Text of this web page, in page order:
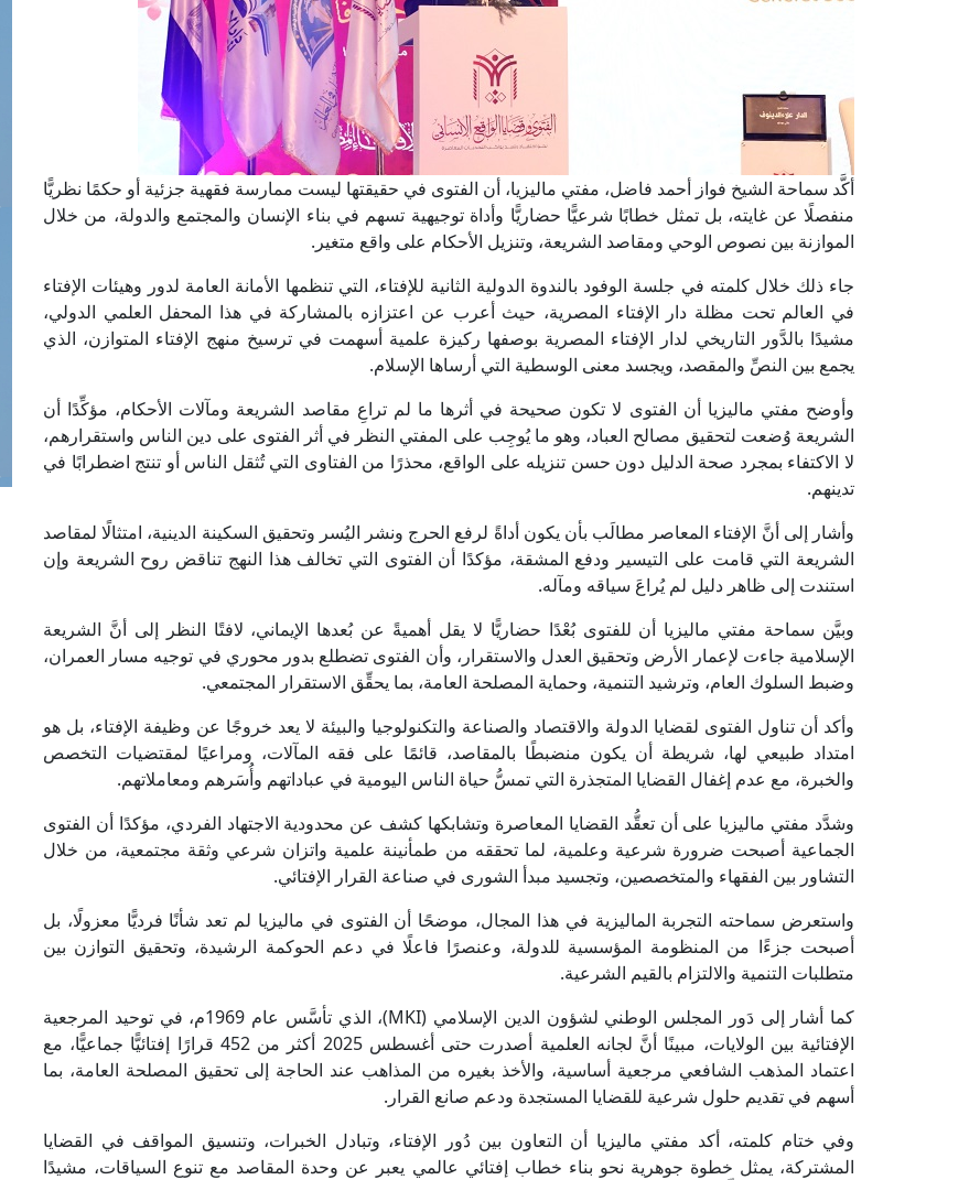
أكَّد سماحة الشيخ فواز أحمد فاضل، مفتي ماليزيا، أن الفتوى في حقيقتها ليست ممارسة فقهية جزئية أو حكمًا نظريًّا
منفصلًا عن غايته، بل تمثل خطابًا شرعيًّا حضاريًّا وأداة توجيهية تسهم في بناء الإنسان والمجتمع والدولة، من خلال
الموازنة بين نصوص الوحي ومقاصد الشريعة، وتنزيل الأحكام على واقع متغير.
جاء ذلك خلال كلمته في جلسة الوفود بالندوة الدولية الثانية للإفتاء، التي تنظمها الأمانة العامة لدور وهيئات الإفتاء
في العالم تحت مظلة دار الإفتاء المصرية، حيث أعرب عن اعتزازه بالمشاركة في هذا المحفل العلمي الدولي،
مشيدًا بالدَّور التاريخي لدار الإفتاء المصرية بوصفها ركيزة علمية أسهمت في ترسيخ منهج الإفتاء المتوازن، الذي
يجمع بين النصِّ والمقصد، ويجسد معنى الوسطية التي أرساها الإسلام.
وأوضح مفتي ماليزيا أن الفتوى لا تكون صحيحة في أثرها ما لم تراعِ مقاصد الشريعة ومآلات الأحكام، مؤكِّدًا أن
الشريعة وُضعت لتحقيق مصالح العباد، وهو ما يُوجِب على المفتي النظر في أثر الفتوى على دين الناس واستقرارهم،
لا الاكتفاء بمجرد صحة الدليل دون حسن تنزيله على الواقع، محذرًا من الفتاوى التي تُثقل الناس أو تنتج اضطرابًا في
تدينهم.
وأشار إلى أنَّ الإفتاء المعاصر مطالَب بأن يكون أداةً لرفع الحرج ونشر اليُسر وتحقيق السكينة الدينية، امتثالًا لمقاصد
الشريعة التي قامت على التيسير ودفع المشقة، مؤكدًا أن الفتوى التي تخالف هذا النهج تناقض روح الشريعة وإن
استندت إلى ظاهر دليل لم يُراعَ سياقه ومآله.
وبيَّن سماحة مفتي ماليزيا أن للفتوى بُعْدًا حضاريًّا لا يقل أهميةً عن بُعدها الإيماني، لافتًا النظر إلى أنَّ الشريعة
الإسلامية جاءت لإعمار الأرض وتحقيق العدل والاستقرار، وأن الفتوى تضطلع بدور محوري في توجيه مسار العمران،
وضبط السلوك العام، وترشيد التنمية، وحماية المصلحة العامة، بما يحقِّق الاستقرار المجتمعي.
وأكد أن تناول الفتوى لقضايا الدولة والاقتصاد والصناعة والتكنولوجيا والبيئة لا يعد خروجًا عن وظيفة الإفتاء، بل هو
امتداد طبيعي لها، شريطة أن يكون منضبطًا بالمقاصد، قائمًا على فقه المآلات، ومراعيًا لمقتضيات التخصص
والخبرة، مع عدم إغفال القضايا المتجذرة التي تمسُّ حياة الناس اليومية في عباداتهم وأُسَرهم ومعاملاتهم.
وشدَّد مفتي ماليزيا على أن تعقُّد القضايا المعاصرة وتشابكها كشف عن محدودية الاجتهاد الفردي، مؤكدًا أن الفتوى
الجماعية أصبحت ضرورة شرعية وعلمية، لما تحققه من طمأنينة علمية واتزان شرعي وثقة مجتمعية، من خلال
التشاور بين الفقهاء والمتخصصين، وتجسيد مبدأ الشورى في صناعة القرار الإفتائي.
واستعرض سماحته التجربة الماليزية في هذا المجال، موضحًا أن الفتوى في ماليزيا لم تعد شأنًا فرديًّا معزولًا، بل
أصبحت جزءًا من المنظومة المؤسسية للدولة، وعنصرًا فاعلًا في دعم الحوكمة الرشيدة، وتحقيق التوازن بين
متطلبات التنمية والالتزام بالقيم الشرعية.
كما أشار إلى دَور المجلس الوطني لشؤون الدين الإسلامي (MKI)، الذي تأسَّس عام 1969م، في توحيد المرجعية
الإفتائية بين الولايات، مبينًا أنَّ لجانه العلمية أصدرت حتى أغسطس 2025 أكثر من 452 قرارًا إفتائيًّا جماعيًّا، مع
اعتماد المذهب الشافعي مرجعية أساسية، والأخذ بغيره من المذاهب عند الحاجة إلى تحقيق المصلحة العامة، بما
أسهم في تقديم حلول شرعية للقضايا المستجدة ودعم صانع القرار.
وفي ختام كلمته، أكد مفتي ماليزيا أن التعاون بين دُور الإفتاء، وتبادل الخبرات، وتنسيق المواقف في القضايا
المشتركة، يمثل خطوة جوهرية نحو بناء خطاب إفتائي عالمي يعبر عن وحدة المقاصد مع تنوع السياقات، مشيدًا